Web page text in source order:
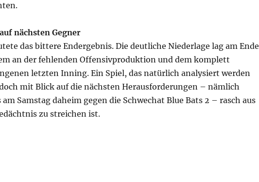
nächsten Gegner
das bittere Endergebnis. Die deutliche Niederlage lag am Ende
an der fehlenden Offensivproduktion und dem komplett
letzten Inning. Ein Spiel, das natürlich analysiert werden
mit Blick auf die nächsten Herausforderungen – nämlich
Samstag daheim gegen die Schwechat Blue Bats 2 – rasch aus
zu streichen ist.